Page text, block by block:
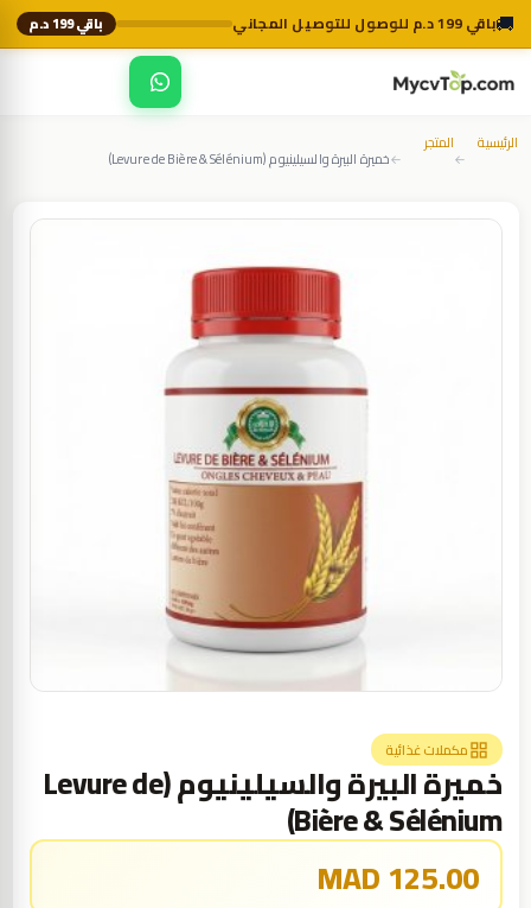
🚚باقي 199 د.م للوصول للتوصيل المجاني باقي 199 د.م
MycvTop
الرئيسية
←
المتجر
←خميرة البيرة والسيلينيوم (Levure de Bière & Sélénium)
مكملات غذائية
خميرة البيرة والسيلينيوم (Levure de
Bière & Sélénium)
125.00 MAD